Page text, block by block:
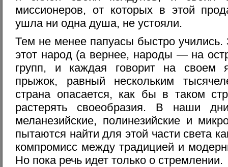
миссионеров, от которых в этой
ушла ни одна душа, не устояли.
Тем не менее папуасы быстро учились.
этот народ (а вернее, народы — на
групп, и каждая говорит на своем
прыжок, равный нескольким
страна опасается, как бы в таком
растерять своеобразия. В наши
меланезийские, полинезийские и
пытаются найти для этой части света
компромисс между традицией и
Но пока речь идет только о стремлении.